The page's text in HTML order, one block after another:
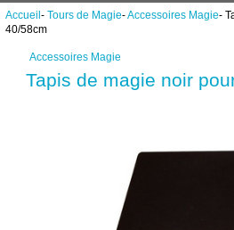
Accueil- Tours de Magie-Accessoires Magie-
40/58cm
Accessoires Magie
Tapis de magie noir